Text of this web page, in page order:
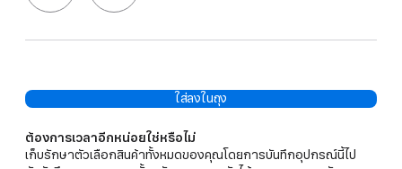
ใส่ลงในถุง
ต้องการเวลาอีกหน่อยใช่หรือไม่
เก็บรักษาตัวเลือกสินค้าทั้งหมดของคุณโดยการบันทึกอุปกรณ์นี้ไป